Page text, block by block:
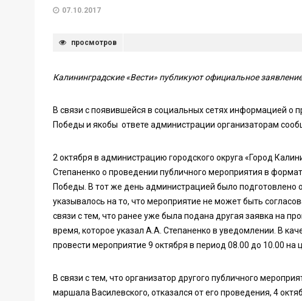
07.10.2017
просмотров
Калининградские «Вести» публикуют официальное
В связи с появившейся в социальных сетях информацией о
Победы и якобы ответе администрации организаторам
2 октября в администрацию городского округа «Город
Степаненко о проведении публичного мероприятия в
Победы. В тот же день администрацией было
указывалось на то, что мероприятие не может быть
связи с тем, что ранее уже была подана другая заявка на
время, которое указал А.А. Степаненко в уведомлении. В
провести мероприятие 9 октября в период 08.00 до 10.00
В связи с тем, что организатор другого публичного
маршала Василевского, отказался от его проведения, 4